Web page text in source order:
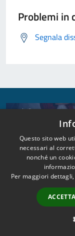
Problemi in
Segnala
Questo sito web
necessari al
nonché un
Per maggiori